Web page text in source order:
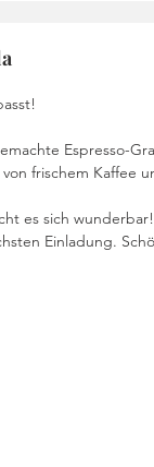
vegan
Espresso-
frischem Kaffee
es sich
Einladung.